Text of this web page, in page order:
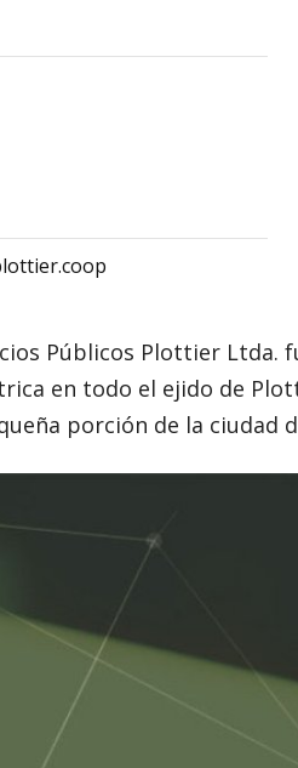
Públicos Plottier Ltda.
en todo el ejido de
porción de la ciudad